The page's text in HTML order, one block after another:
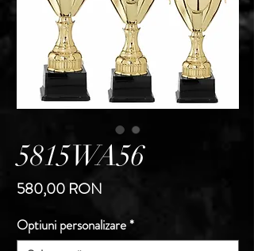
5815WA56
580,00 RON
Optiuni personalizare*